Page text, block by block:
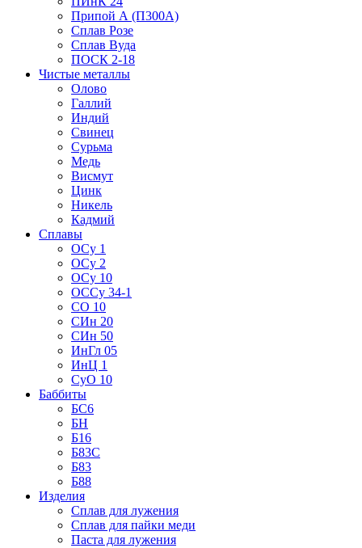
Припой А (П300А)
Сплав Розе
Сплав Вуда
ПОСК 2-18
Чистые металлы
Олово
Галлий
Индий
Свинец
Сурьма
Медь
Висмут
Цинк
Никель
Кадмий
Сплавы
ОСу 1
ОСу 2
ОСу 10
ОССу 34-1
СО 10
СИн 20
СИн 50
ИнГл 05
ИнЦ 1
СуО 10
Баббиты
БС6
БН
Б16
Б83С
Б83
Б88
Изделия
Сплав для лужения
Сплав для пайки меди
Паста для лужения